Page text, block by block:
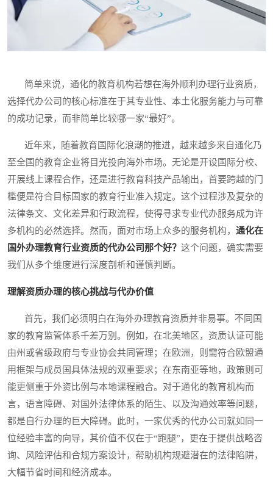
简单来说，通化的教育机构若想在海外顺利办理行业资质，
选择代办公司的核心标准在于其专业性、本土化服务能力与可靠
的成功记录，而非简单比较哪一家“最好”。
近年来，随着教育国际化浪潮的推进，越来越多来自通化乃
至全国的教育企业将目光投向海外市场。无论是开设国际分校、
开展线上课程合作，还是进行教育科技产品输出，首要跨越的门
槛便是符合目标国家的教育行业准入规定。这个过程涉及复杂的
法律条文、文化差异和行政流程，使得寻求专业代办服务成为许
多机构的必然选择。然而，面对市场上众多的服务机构， 通化在
国外办理教育行业资质的代办公司那个好？ 这个问题，确实需要
我们从多个维度进行深度剖析和谨慎判断。
理解资质办理的核心挑战与代办价值
首先，我们必须明白在海外办理教育资质并非易事。不同国
家的教育监管体系千差万别。例如，在北美地区，资质认证可能
由州或省级政府与专业协会共同管理；在欧洲，则需符合欧盟通
用框架与成员国具体法规的双重要求；在东南亚等地，政策则可
能更侧重于外资比例与本地课程融合。对于通化的教育机构而
言，语言障碍、对国外法律体系的陌生、以及沟通效率等问题，
都是自行办理的巨大障碍。此时，一家优秀的代办公司就如同一
位经验丰富的向导，其价值不仅在于“跑腿”，更在于提供战略咨
询、风险评估和合规方案设计，帮助机构规避潜在的法律陷阱，
大幅节省时间和经济成本。